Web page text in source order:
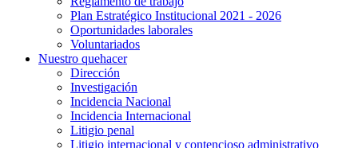
Plan Estratégico Institucional 2021 - 2026
Oportunidades laborales
Voluntariados
Nuestro quehacer
Dirección
Investigación
Incidencia Nacional
Incidencia Internacional
Litigio penal
Litigio internacional y contencioso administrativo